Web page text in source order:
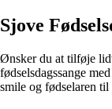
Sjove
Ønsker du at tilføje
fødselsdagssange
smile og fødselaren